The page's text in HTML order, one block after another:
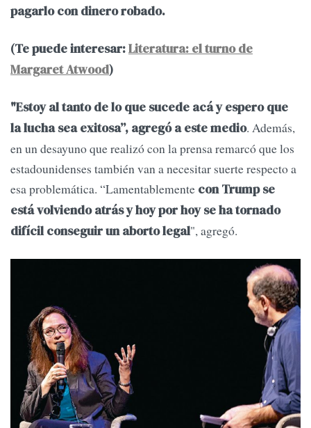
pagarlo con dinero robado.
(Te puede interesar:Literatura: el turno de
Margaret Atwood)
"Estoy al tanto de lo que sucede acá y espero que
la lucha sea exitosa”, agregó a este medio. Además,
en un desayuno que realizó con la prensa remarcó que los
estadounidenses también van a necesitar suerte respecto a
esa problemática. “Lamentablemente con Trump se
está volviendo atrás y hoy por hoy se ha tornado
difícil conseguir un aborto legal", agregó.